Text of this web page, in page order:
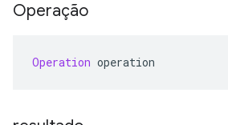
Operação
Operation operation